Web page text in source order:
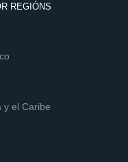
REGIÓNS
y el Caribe